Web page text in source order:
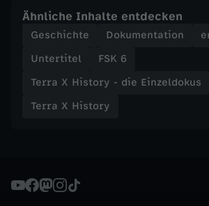
s
-
M
d
Ähnliche Inhalte entdecken
Geschichte Dokumentation
Untertitel
FSK 6
Terra X History - die Einzeldokus
Terra X History